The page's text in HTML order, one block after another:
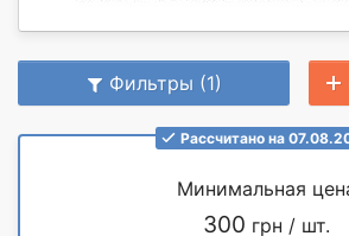
Фильтры (1)
Рассчитано на
Минимальная
300 грн / шт.